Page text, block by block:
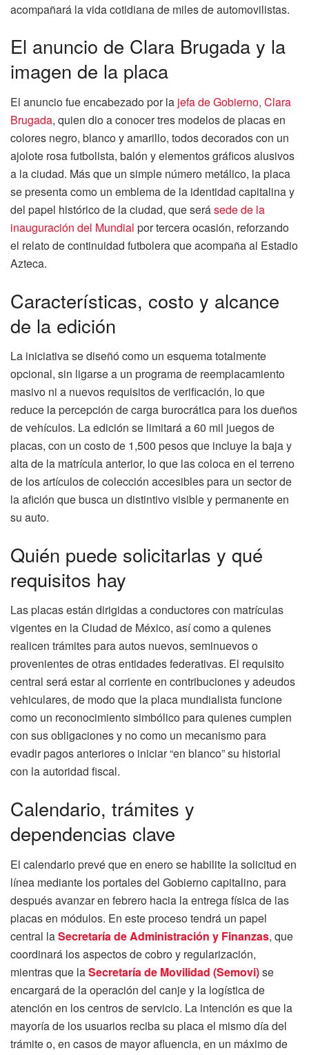
acompañará la vida cotidiana de miles de automovilistas.
El anuncio de Clara Brugada y la
imagen de la placa
El anuncio fue encabezado por la jefa de Gobierno, Clara
Brugada, quien dio a conocer tres modelos de placas en
colores negro, blanco y amarillo, todos decorados con un
ajolote rosa futbolista, balón y elementos gráficos alusivos
a la ciudad. Más que un simple número metálico, la placa
se presenta como un emblema de la identidad capitalina y
del papel histórico de la ciudad, que serásede de la
inauguración del Mundial por tercera ocasión, reforzando
el relato de continuidad futbolera que acompaña al Estadio
Azteca.
Características, costo y alcance
de la edición
La iniciativa se diseñó como un esquema totalmente
opcional, sin ligarse a un programa de reemplacamiento
masivo ni a nuevos requisitos de verificación, lo que
reduce la percepción de carga burocrática para los dueños
de vehículos. La edición se limitará a 60 mil juegos de
placas, con un costo de 1,500 pesos que incluye la baja y
alta de la matrícula anterior, lo que las coloca en el terreno
de los artículos de colección accesibles para un sector de
la afición que busca un distintivo visible y permanente en
su auto.
Quién puede solicitarlas y qué
requisitos hay
Las placas están dirigidas a conductores con matrículas
vigentes en la Ciudad de México, así como a quienes
realicen trámites para autos nuevos, seminuevos o
provenientes de otras entidades federativas. El requisito
central será estar al corriente en contribuciones y adeudos
vehiculares, de modo que la placa mundialista funcione
como un reconocimiento simbólico para quienes cumplen
con sus obligaciones y no como un mecanismo para
evadir pagos anteriores o iniciar “en blanco” su historial
con la autoridad fiscal.
Calendario, trámites y
dependencias clave
El calendario prevé que en enero se habilite la solicitud en
línea mediante los portales del Gobierno capitalino, para
después avanzar en febrero hacia la entrega física de las
placas en módulos. En este proceso tendrá un papel
central laSecretaría de Administración y Finanzas, que
coordinará los aspectos de cobro y regularización,
mientras que laSecretaría de Movilidad (Semovi)se
encargará de la operación del canje y la logística de
atención en los centros de servicio. La intención es que la
mayoría de los usuarios reciba su placa el mismo día del
trámite o, en casos de mayor afluencia, en un máximo de